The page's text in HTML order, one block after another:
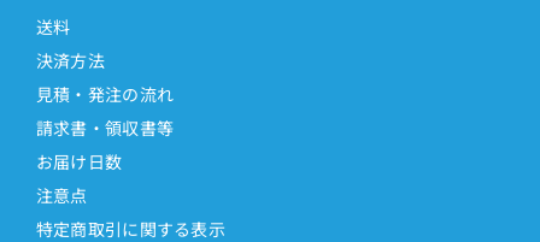
送料
決済方法
見積・発注の流れ
請求書・領収書等
お届け日数
注意点
特定商取引に関する表示